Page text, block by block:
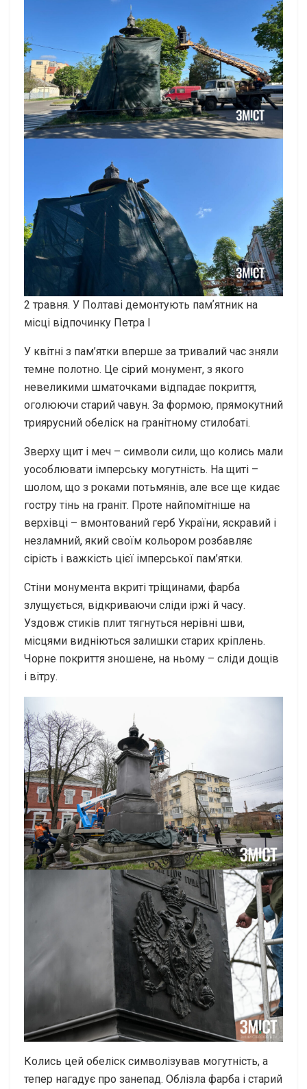
2 травня. У Полтаві демонтують памʼятник на
місці відпочинку Петра І
У квітні з пам’ятки вперше за тривалий час зняли
темне полотно. Це сірий монумент, з якого
невеликими шматочками відпадає покриття,
оголюючи старий чавун. За формою, прямокутний
триярусний обеліск на гранітному стилобаті.
Зверху щит і меч – символи сили, що колись мали
уособлювати імперську могутність. На щиті –
шолом, що з роками потьмянів, але все ще кидає
гостру тінь на граніт. Проте найпомітніше на
верхівці – вмонтований герб України, яскравий і
незламний, який своїм кольором розбавляє
сірість і важкість цієї імперської пам’ятки.
Стіни монумента вкриті тріщинами, фарба
злущується, відкриваючи сліди іржі й часу.
Уздовж стиків плит тягнуться нерівні шви,
місцями видніються залишки старих кріплень.
Чорне покриття зношене, на ньому – сліди дощів
і вітру.
Колись цей обеліск символізував могутність, а
тепер нагадує про занепад. Облізла фарба і старий